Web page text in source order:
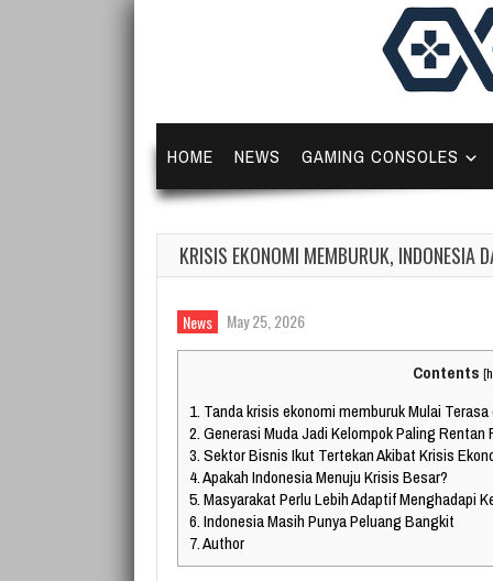
HOME NEWS GAMING CONSOLES
KRISIS EKONOMI MEMBURUK, INDONESIA
News May 25, 2026
Contents [
1. Tanda krisis ekonomi memburuk Mulai
2.Generasi Muda Jadi Kelompok Paling
3.Sektor Bisnis Ikut Tertekan Akibat Krisis
4.Apakah Indonesia Menuju Krisis Besar?
5.Masyarakat Perlu Lebih Adaptif Menghadapi
6.Indonesia Masih Punya Peluang Bangkit
7.Author